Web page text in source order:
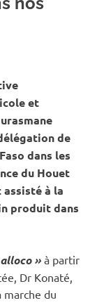
et
de
dans les
du Houet
assisté à la
produit dans
» à partir
Dr Konaté,
du